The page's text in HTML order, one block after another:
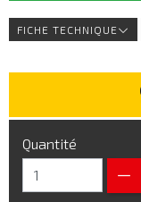
FICHE TECHNIQUE
Quantité